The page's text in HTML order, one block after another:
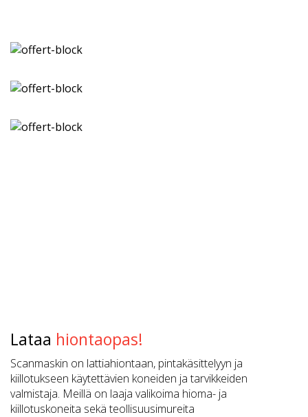
Lataa hiontaopas!
Scanmaskin on lattiahiontaan, pintakäsittelyyn ja
kiillotukseen käytettävien koneiden ja tarvikkeiden
valmistaja. Meillä on laaja valikoima hioma- ja
kiillotuskoneita sekä teollisuusimureita